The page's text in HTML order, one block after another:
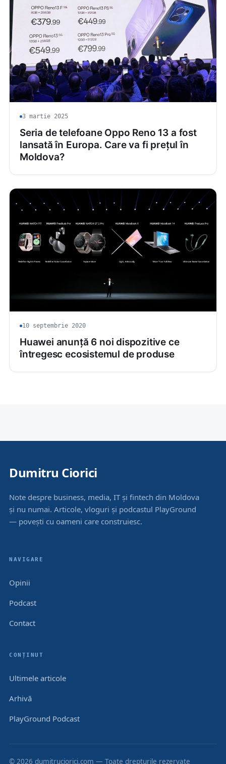
3 martie 2025
Seria de telefoane Oppo Reno 13 a fost
lansată în Europa. Care va fi prețul în
Moldova?
10 septembrie 2020
Huawei anunță 6 noi dispozitive ce
întregesc ecosistemul de produse
Dumitru Ciorici
Note despre business, media, IT și fintech din Moldova
și nu numai. Articole, vloguri și podcastul PlayGround
— povești cu oameni care construiesc.
NAVIGARE
Opinii
Podcast
Contact
CONȚINUT
Ultimele articole
Arhivă
PlayGround Podcast
© 2026 dumitruciorici.com — Toate drepturile rezervate